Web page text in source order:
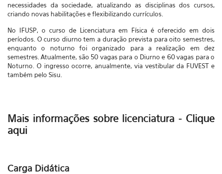
necessidades da sociedade, atualizando as disciplinas dos cursos,
criando novas habilitações e flexibilizando currículos.
No IFUSP, o curso de Licenciatura em Física é oferecido em dois
períodos. O curso diurno tem a duração prevista para oito semestres,
enquanto o noturno foi organizado para a realização em dez
semestres. Atualmente, são 50 vagas para o Diurno e 60 vagas para o
Noturno. O ingresso ocorre, anualmente, via vestibular da FUVEST e
também pelo Sisu.
Mais informações sobre licenciatura - Clique
aqui
Carga Didática